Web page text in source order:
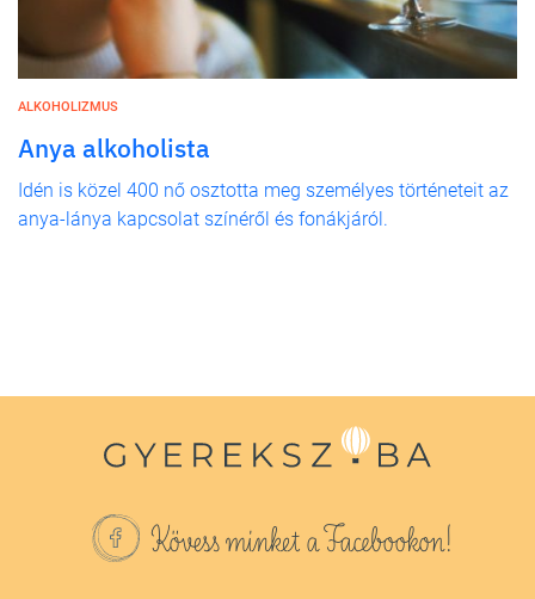
ALKOHOLIZMUS
Anya alkoholista
Idén is közel 400 nő osztotta meg személyes történeteit az
anya-lánya kapcsolat színéről és fonákjáról.
Kövess minket a Facebookon!